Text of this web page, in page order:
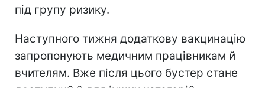
під групу ризику.
Наступного тижня додаткову вакцинацію
запропонують медичним працівникам й
вчителям. Вже після цього бустер стане